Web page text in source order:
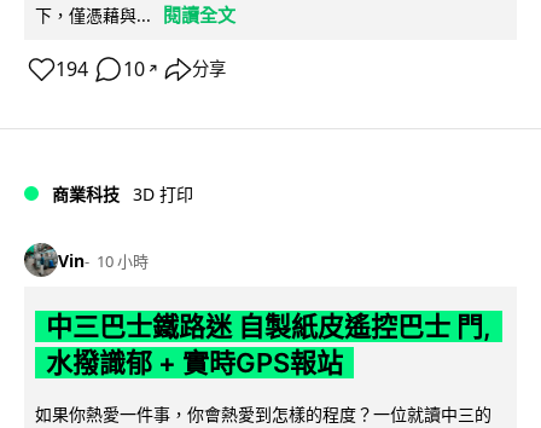
下，僅憑藉與...
閱讀全文
194 10 ↗ 分享
商業科技 3D 打印
Vin 10 小時
中三巴士鐵路迷 自製紙皮遙控巴士 門,
水撥識郁 + 實時GPS報站
如果你熱愛一件事，你會熱愛到怎樣的程度？一位就讀中三的